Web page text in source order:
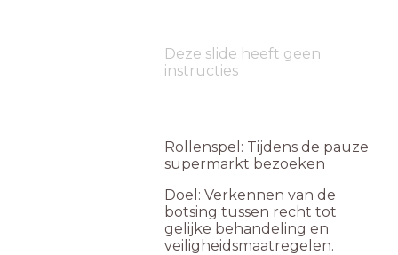
Deze slide heeft geen
instructies
Rollenspel: Tijdens de pauze
supermarkt bezoeken
Doel: Verkennen van de
botsing tussen recht tot
gelijke behandeling en
veiligheidsmaatregelen.